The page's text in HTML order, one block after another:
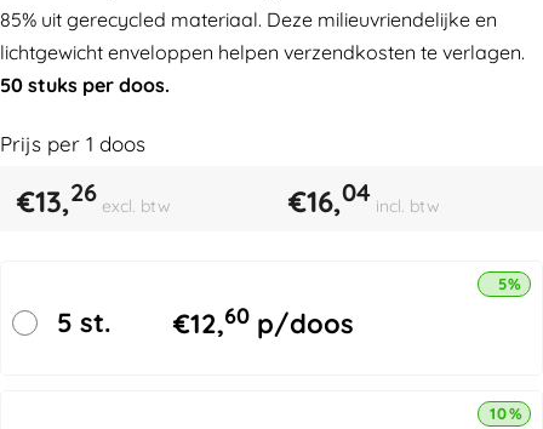
85% uit gerecycled materiaal. Deze milieuvriendelijke en
lichtgewicht enveloppen helpen verzendkosten te verlagen.
50 stuks per doos.
Prijs per 1 doos
€13,26 excl. btw €16,04 incl. btw
5 st. €12,60 p/doos
5%
10%